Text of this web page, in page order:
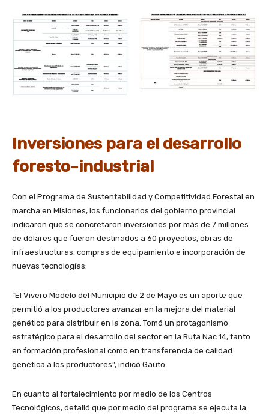
Inversiones para el desarrollo
foresto-industrial
Con el Programa de Sustentabilidad y Competitividad Forestal en
marcha en Misiones, los funcionarios del gobierno provincial
indicaron que se concretaron inversiones por más de 7 millones
de dólares que fueron destinados a 60 proyectos, obras de
infraestructuras, compras de equipamiento e incorporación de
nuevas tecnologías:
“El Vivero Modelo del Municipio de 2 de Mayo es un aporte que
permitió a los productores avanzar en la mejora del material
genético para distribuir en la zona. Tomó un protagonismo
estratégico para el desarrollo del sector en la Ruta Nac 14, tanto
en formación profesional como en transferencia de calidad
genética a los productores”, indicó Gauto.
En cuanto al fortalecimiento por medio de los Centros
Tecnológicos, detalló que por medio del programa se ejecuta la